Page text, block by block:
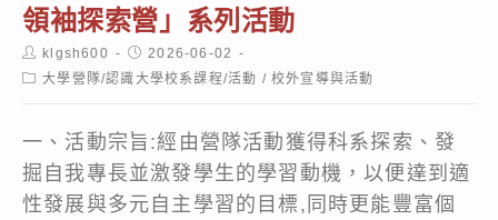
領袖探索營」系列活動
Post
author:
klgsh600
Post
published:
2026-06-02
Post大學營隊/認識大學校系課程/活動 / 校外宣導與活動
一、活動宗旨:經由營隊活動獲得科系探索、發
掘自我專長並激發學生的學習動機，以便達到適
性發展與多元自主學習的目標,同時更能豐富個